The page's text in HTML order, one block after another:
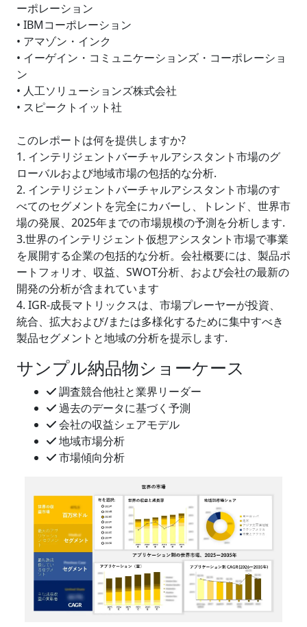
ーポレーション
• IBMコーポレーション
• アマゾン・インク
• イーゲイン・コミュニケーションズ・コーポレーショ
ン
• 人工ソリューションズ株式会社
• スピークトイット社
このレポートは何を提供しますか?
1. インテリジェントバーチャルアシスタント市場のグ
ローバルおよび地域市場の包括的な分析.
2. インテリジェントバーチャルアシスタント市場のす
べてのセグメントを完全にカバーし、トレンド、世界市
場の発展、2025年までの市場規模の予測を分析します.
3.世界のインテリジェント仮想アシスタント市場で事業
を展開する企業の包括的な分析。会社概要には、製品ポ
ートフォリオ、収益、SWOT分析、および会社の最新の
開発の分析が含まれています
4. IGR-成長マトリックスは、市場プレーヤーが投資、
統合、拡大および/または多様化するために集中すべき
製品セグメントと地域の分析を提示します.
サンプル納品物ショーケース
調査競合他社と業界リーダー
過去のデータに基づく予測
会社の収益シェアモデル
地域市場分析
市場傾向分析